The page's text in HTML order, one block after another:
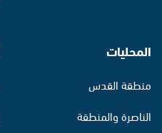
المحليات
منطقة القدس
الناصرة والمنطقة